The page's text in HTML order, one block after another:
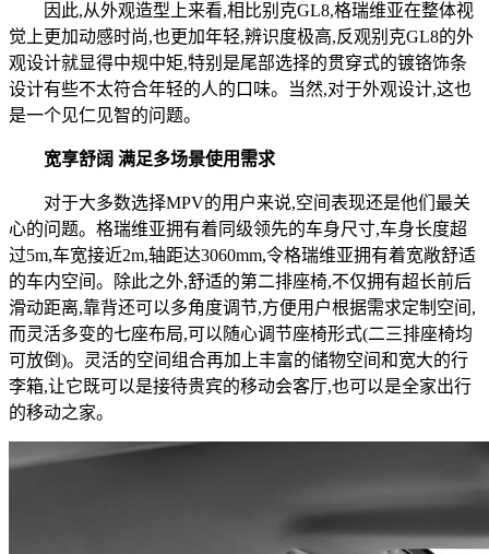
因此,从外观造型上来看,相比别克GL8,格瑞维亚在整体视
觉上更加动感时尚,也更加年轻,辨识度极高,反观别克GL8的外
观设计就显得中规中矩,特别是尾部选择的贯穿式的镀铬饰条
设计有些不太符合年轻的人的口味。当然,对于外观设计,这也
是一个见仁见智的问题。
宽享舒阔 满足多场景使用需求
对于大多数选择MPV的用户来说,空间表现还是他们最关
心的问题。格瑞维亚拥有着同级领先的车身尺寸,车身长度超
过5m,车宽接近2m,轴距达3060mm,令格瑞维亚拥有着宽敞舒适
的车内空间。除此之外,舒适的第二排座椅,不仅拥有超长前后
滑动距离,靠背还可以多角度调节,方便用户根据需求定制空间,
而灵活多变的七座布局,可以随心调节座椅形式(二三排座椅均
可放倒)。灵活的空间组合再加上丰富的储物空间和宽大的行
李箱,让它既可以是接待贵宾的移动会客厅,也可以是全家出行
的移动之家。